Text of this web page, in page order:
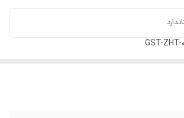
GST-ZHT-